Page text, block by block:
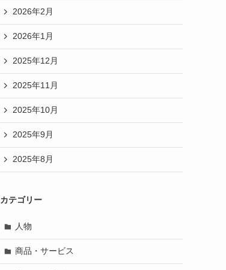
2026年2月
2026年1月
2025年12月
2025年11月
2025年10月
2025年9月
2025年8月
カテゴリー
人物
商品・サービス